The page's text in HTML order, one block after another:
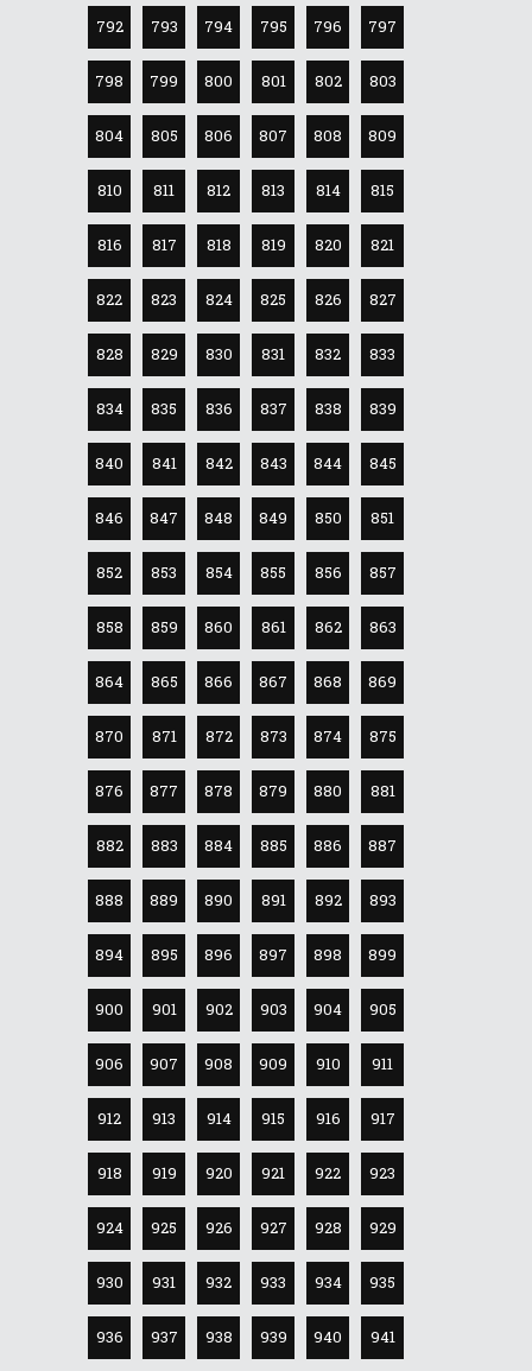
792 793 794 795 796 797
798 799 800 801 802 803
804 805 806 807 808 809
810 811 812 813 814 815
816 817 818 819 820 821
822 823 824 825 826 827
828 829 830 831 832 833
834 835 836 837 838 839
840 841 842 843 844 845
846 847 848 849 850 851
852 853 854 855 856 857
858 859 860 861 862 863
864 865 866 867 868 869
870 871 872 873 874 875
876 877 878 879 880 881
882 883 884 885 886 887
888 889 890 891 892 893
894 895 896 897 898 899
900 901 902 903 904 905
906 907 908 909 910 911
912 913 914 915 916 917
918 919 920 921 922 923
924 925 926 927 928 929
930 931 932 933 934 935
936 937 938 939 940 941